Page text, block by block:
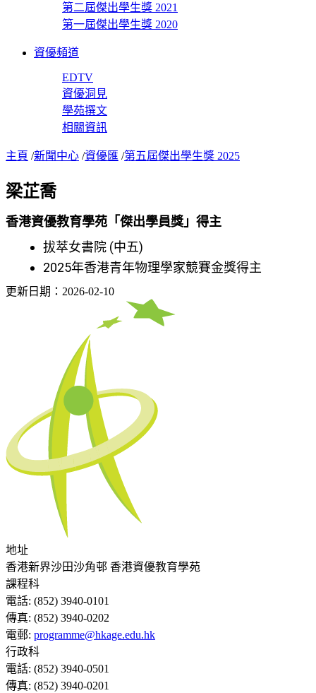
第二屆傑出學生獎 2021
第一屆傑出學生獎 2020
資優頻道
EDTV
資優洞見
學苑撰文
相關資訊
主頁 /新聞中心 /資優匯 /第五屆傑出學生獎 2025
梁芷喬
香港資優教育學苑「傑出學員獎」得主
拔萃女書院 (中五)
2025年香港青年物理學家競賽金獎得主
更新日期：2026-02-10
地址
香港新界沙田沙角邨 香港資優教育學苑
課程科
電話: (852) 3940-0101
傳真: (852) 3940-0202
電郵: programme@hkage.edu.hk
行政科
電話: (852) 3940-0501
傳真: (852) 3940-0201